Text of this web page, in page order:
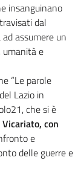
insanguinano
dal
assumere un
umanità e
“Le parole
Lazio in
che si è
con
e
delle guerre e